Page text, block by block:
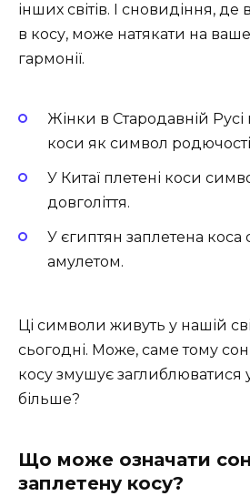
інших світів. І сновидіння,
в косу, може натякати на
гармонії.
Жінки в Стародавній
коси як символ родючості
У Китаї плетені коси
довголіття.
У єгиптян заплетена коса
амулетом.
Ці символи живуть у нашій
сьогодні. Може, саме тому
косу змушує
більше?
Що може означати
заплетену косу?